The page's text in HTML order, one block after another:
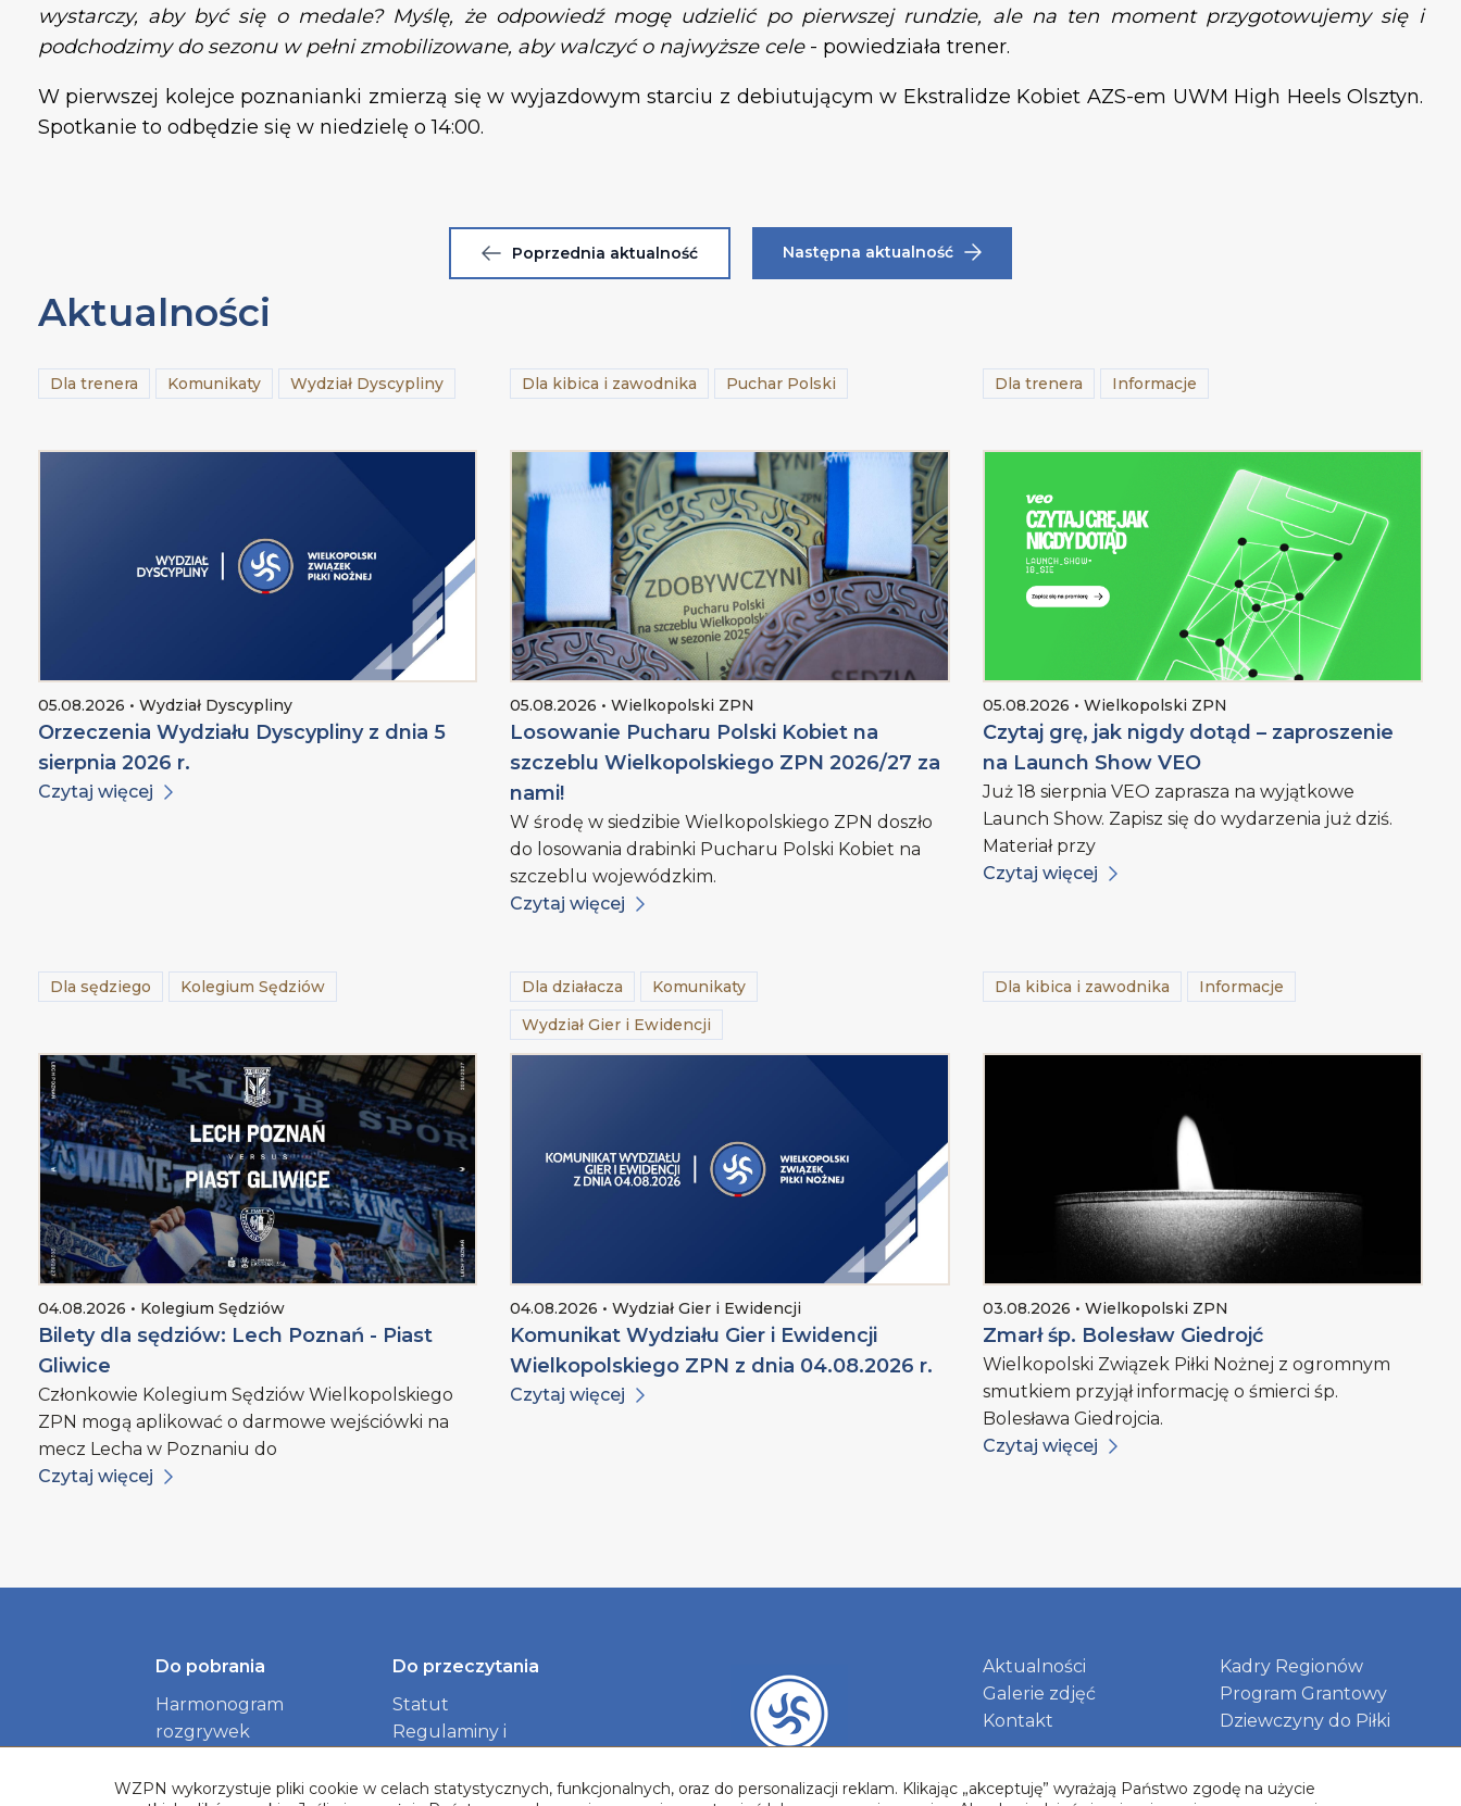
wystarczy, aby być się o medale? Myślę, że odpowiedź mogę udzielić po pierwszej rundzie, ale na ten moment przygotowujemy się i
podchodzimy do sezonu w pełni zmobilizowane, aby walczyć o najwyższe cele- powiedziała trener.
W pierwszej kolejce poznanianki zmierzą się w wyjazdowym starciu z debiutującym w Ekstralidze Kobiet AZS-em UWM High Heels Olsztyn.
Spotkanie to odbędzie się w niedzielę o 14:00.
Poprzednia aktualność Następna aktualność
Aktualności
Dla trenera Komunikaty Wydział Dyscypliny
05.08.2026 • Wydział Dyscypliny
Orzeczenia Wydziału Dyscypliny z dnia 5
sierpnia 2026 r.
Czytaj więcej
Dla kibica i zawodnika Puchar Polski
05.08.2026 • Wielkopolski ZPN
Losowanie Pucharu Polski Kobiet na
szczeblu Wielkopolskiego ZPN 2026/27 za
nami!
W środę w siedzibie Wielkopolskiego ZPN doszło
do losowania drabinki Pucharu Polski Kobiet na
szczeblu wojewódzkim.
Czytaj więcej
Dla trenera Informacje
05.08.2026 • Wielkopolski ZPN
Czytaj grę, jak nigdy dotąd – zaproszenie
na Launch Show VEO
Już 18 sierpnia VEO zaprasza na wyjątkowe
Launch Show. Zapisz się do wydarzenia już dziś.
Materiał przy
Czytaj więcej
Dla sędziego Kolegium Sędziów
04.08.2026 • Kolegium Sędziów
Bilety dla sędziów: Lech Poznań - Piast
Gliwice
Członkowie Kolegium Sędziów Wielkopolskiego
ZPN mogą aplikować o darmowe wejściówki na
mecz Lecha w Poznaniu do
Czytaj więcej
Dla działacza
Komunikaty
Wydział Gier i Ewidencji
04.08.2026 • Wydział Gier i Ewidencji
Komunikat Wydziału Gier i Ewidencji
Wielkopolskiego ZPN z dnia 04.08.2026 r.
Czytaj więcej
Dla kibica i zawodnika Informacje
03.08.2026 • Wielkopolski ZPN
Zmarł śp. Bolesław Giedrojć
Wielkopolski Związek Piłki Nożnej z ogromnym
smutkiem przyjął informację o śmierci śp.
Bolesława Giedrojcia.
Czytaj więcej
Do pobrania
Harmonogram
rozgrywek
Związku
Do przeczytania
Statut
Regulaminy i
Aktualności
Galerie zdjęć
Kontakt
Kadry Regionów
Program Grantowy
Dziewczyny do Piłki
WZPN wykorzystuje pliki cookie w celach statystycznych, funkcjonalnych, oraz do personalizacji reklam. Klikając „akceptuję” wyrażają Państwo zgodę na użycie